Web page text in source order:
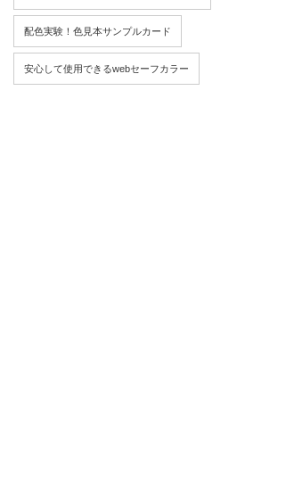
配色実験！色見本サンプルカード
安心して使用できるwebセーフカラー